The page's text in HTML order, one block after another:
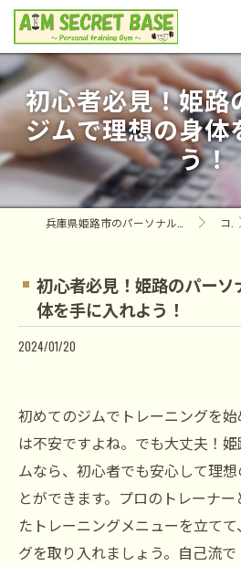
初心者必見！姫路
ジムで理想の身体
う！
コラム
初心者必見！姫路のパー
体を手に入れよう！
2024/01/20
初めてのジムでトレーニングを
は不安ですよね。でも大丈夫！
ムなら、初心者でも安心して理
とができます。プロのトレーナ
たトレーニングメニューを立て
グを取り入れましょう。自己流